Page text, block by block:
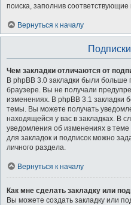
поиска, заполнив соответствующие
Вернуться к началу
Чем закладки отличаются от
В phpBB 3.0 закладки были больше
браузере. Вы не получали
изменениях. В phpBB 3.1 закладки
темы. Вы можете получать
находящейся у вас в закладках. В
уведомления об изменениях в
для закладок и подписок можно
личного раздела.
Вернуться к началу
Как мне сделать закладку или
Вы можете создать закладку или